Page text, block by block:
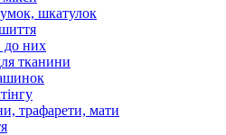
шкатулок
до них
тканини
трафарети, мати